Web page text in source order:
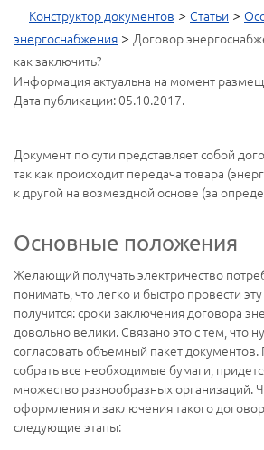
Конструктор документов > Статьи >
энергоснабжения > Договор
как заключить?
Информация актуальна на момент
Дата публикации: 05.10.2017.
Документ по сути представляет собой
так как происходит передача товара
к другой на возмездной основе (за
Основные положения
Желающий получать электричество
понимать, что легко и быстро провести
получится: сроки заключения договора
довольно велики. Связано это с тем, что
согласовать объемный пакет
собрать все необходимые бумаги,
множество разнообразных организаций.
оформления и заключения такого
следующие этапы: